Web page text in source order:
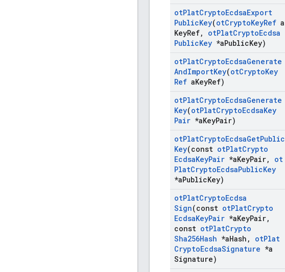
otPlatCryptoEcdsaExport
PublicKey(otCryptoKeyRef a
KeyRef, otPlatCryptoEcdsa
PublicKey *aPublicKey)
otPlatCryptoEcdsaGenerate
AndImportKey(otCryptoKey
Ref aKeyRef)
otPlatCryptoEcdsaGenerate
Key(otPlatCryptoEcdsaKey
Pair *aKeyPair)
otPlatCryptoEcdsaGetPublic
Key(const otPlatCrypto
EcdsaKeyPair *aKeyPair,
ot
PlatCryptoEcdsaPublicKey
*aPublicKey)
otPlatCryptoEcdsa
Sign(const otPlatCrypto
EcdsaKeyPair *aKeyPair,
const otPlatCrypto
Sha256Hash *aHash , otPlat
CryptoEcdsaSignature *a
Signature)